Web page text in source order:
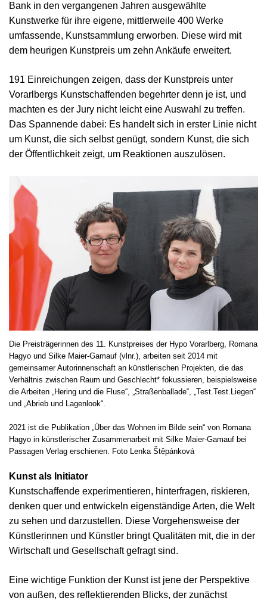
Bank in den vergangenen Jahren ausgewählte
Kunstwerke für ihre eigene, mittlerweile 400 Werke
umfassende, Kunstsammlung erworben. Diese wird mit
dem heurigen Kunstpreis um zehn Ankäufe erweitert.
191 Einreichungen zeigen, dass der Kunstpreis unter
Vorarlbergs Kunstschaffenden begehrter denn je ist, und
machten es der Jury nicht leicht eine Auswahl zu treffen.
Das Spannende dabei: Es handelt sich in erster Linie nicht
um Kunst, die sich selbst genügt, sondern Kunst, die sich
der Öffentlichkeit zeigt, um Reaktionen auszulösen.
Die Preisträgerinnen des 11. Kunstpreises der Hypo Vorarlberg, Romana
Hagyo und Silke Maier-Gamauf (vlnr.), arbeiten seit 2014 mit
gemeinsamer Autorinnenschaft an künstlerischen Projekten, die das
Verhältnis zwischen Raum und Geschlecht* fokussieren, beispielsweise
die Arbeiten „Hering und die Fluse“, „Straßenballade“, „Test.Test.Liegen“
und „Abrieb und Lagenlook“.
2021 ist die Publikation „Über das Wohnen im Bilde sein“ von Romana
Hagyo in künstlerischer Zusammenarbeit mit Silke Maier-Gamauf bei
Passagen Verlag erschienen. Foto Lenka Štěpánková
Kunst als Initiator
Kunstschaffende experimentieren, hinterfragen, riskieren,
denken quer und entwickeln eigenständige Arten, die Welt
zu sehen und darzustellen. Diese Vorgehensweise der
Künstlerinnen und Künstler bringt Qualitäten mit, die in der
Wirtschaft und Gesellschaft gefragt sind.
Eine wichtige Funktion der Kunst ist jene der Perspektive
von außen, des reflektierenden Blicks, der zunächst